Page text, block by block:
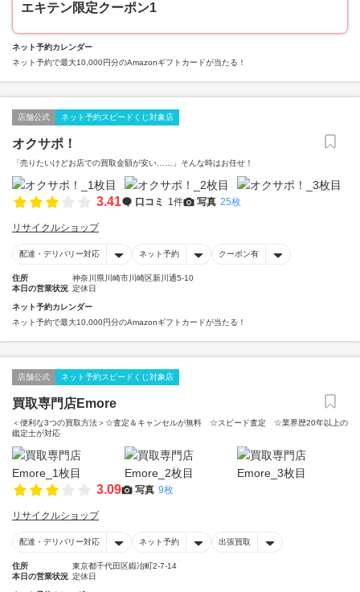
エキテン限定クーポン1
ネット予約カレンダー
ネット予約で最大10,000円分のAmazonギフトカードが当たる！
店舗公式 ネット予約スピードくじ対象店
オクサポ！
「売りたいけどお店での買取金額が安い……」そんな時はお任せ！
3.41 口コミ 1件 写真 25枚
リサイクルショップ
配達・デリバリー対応 ネット予約 クーポン有
住所
神奈川県川崎市川崎区新川通5-10
本日の営業状況 定休日
ネット予約カレンダー
ネット予約で最大10,000円分のAmazonギフトカードが当たる！
店舗公式 ネット予約スピードくじ対象店
買取専門店Emore
＜便利な3つの買取方法＞☆査定＆キャンセルが無料 ☆スピード査定 ☆業界歴20年以上の
鑑定士が対応
3.09 写真 9枚
リサイクルショップ
配達・デリバリー対応 ネット予約 出張買取
住所
東京都千代田区鍛冶町2-7-14
本日の営業状況 定休日